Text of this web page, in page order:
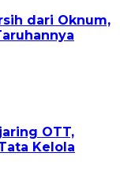
dari Oknum,
OTT,
Kelola